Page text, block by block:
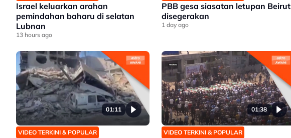
Israel keluarkan arahan
pemindahan baharu di selatan
Lubnan
13 hours ago
PBB gesa siasatan letupan Beirut
disegerakan
1 day ago
01:11
VIDEO TERKINI & POPULAR
01:38
VIDEO TERKINI & POPULAR